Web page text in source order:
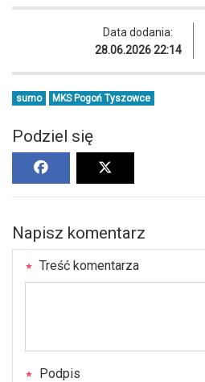
Data dodania:
28.06.2026 22:14
sumo MKS Pogoń Tyszowce
Podziel się
Napisz komentarz
Treść komentarza
Podpis